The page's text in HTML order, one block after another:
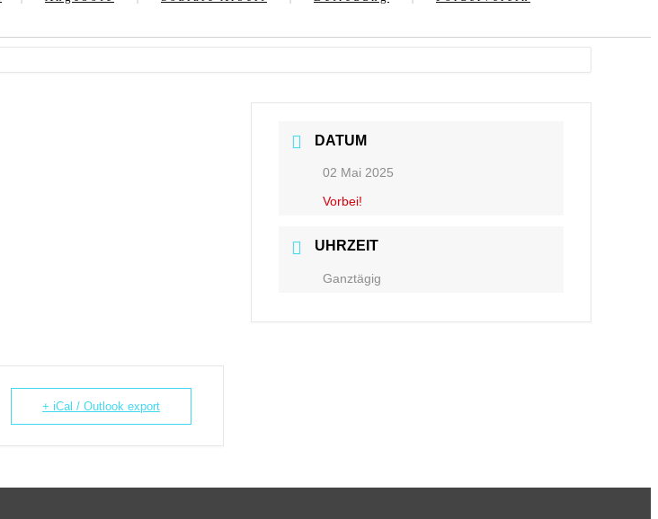
+ iCal / Outlook export
DATUM
02 Mai 2025
Vorbei!
UHRZEIT
Ganztägig